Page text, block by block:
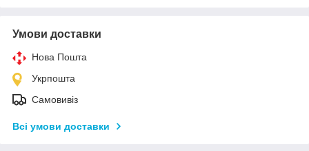
Умови доставки
Нова Пошта
Укрпошта
Самовивіз
Всі умови доставки